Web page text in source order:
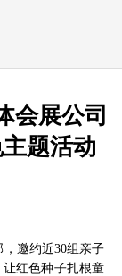
会展公司
题活动
邀约近30组亲子
红色种子扎根童